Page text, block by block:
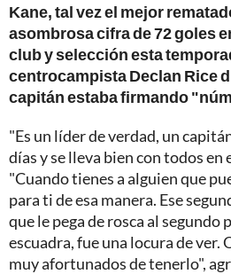
Kane, tal vez el mejor
asombrosa cifra de 72 goles
club y selección esta
centrocampista Declan Rice
capitán estaba firmando
"Es un líder de verdad, un
días y se lleva bien con todos en
"Cuando tienes a alguien que
para ti de esa manera. Ese
que le pega de rosca al segundo
escuadra, fue una locura de ver.
muy afortunados de tenerlo",